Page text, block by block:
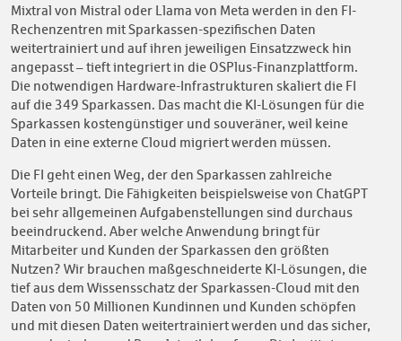
Mixtral von Mistral oder Llama von Meta werden in den FI-
Rechenzentren mit Sparkassen-spezifischen Daten
weitertrainiert und auf ihren jeweiligen Einsatzzweck hin
angepasst – tieft integriert in die OSPlus-Finanzplattform.
Die notwendigen Hardware-Infrastrukturen skaliert die FI
auf die 349 Sparkassen. Das macht die KI-Lösungen für die
Sparkassen kostengünstiger und souveräner, weil keine
Daten in eine externe Cloud migriert werden müssen.
Die FI geht einen Weg, der den Sparkassen zahlreiche
Vorteile bringt. Die Fähigkeiten beispielsweise von ChatGPT
bei sehr allgemeinen Aufgabenstellungen sind durchaus
beeindruckend. Aber welche Anwendung bringt für
Mitarbeiter und Kunden der Sparkassen den größten
Nutzen? Wir brauchen maßgeschneiderte KI-Lösungen, die
tief aus dem Wissensschatz der Sparkassen-Cloud mit den
Daten von 50 Millionen Kundinnen und Kunden schöpfen
und mit diesen Daten weitertrainiert werden und das sicher,